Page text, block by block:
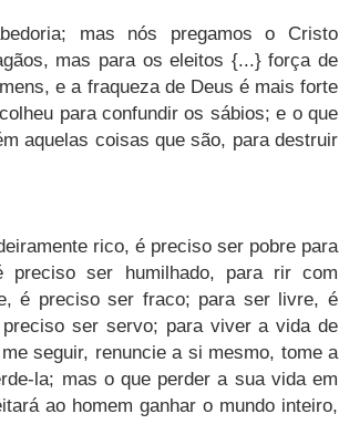
mas nós pregamos o Cristo
mas para os eleitos {...} força de
e a fraqueza de Deus é mais forte
para confundir os sábios; e o que
aquelas coisas que são, para destruir
rico, é preciso ser pobre para
ser humilhado, para rir com
é preciso ser fraco; para ser livre, é
ser servo; para viver a vida de
seguir, renuncie a si mesmo, tome a
la; mas o que perder a sua vida em
ao homem ganhar o mundo inteiro,